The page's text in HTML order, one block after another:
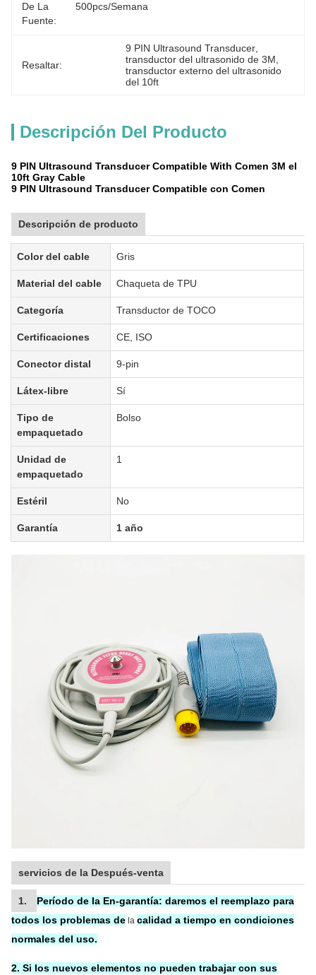
De La
Fuente:
500pcs/semana
Resaltar:
9 PIN Ultrasound Transducer
transductor del ultrasonido de 3M
transductor externo del ultrasonido
del 10ft
Descripción Del Producto
9 PIN Ultrasound Transducer Compatible With Comen 3M el
10ft Gray Cable
9 PIN Ultrasound Transducer Compatible con Comen
Descripción de producto
Color del cable Gris
Material del cable Chaqueta de TPU
Categoría Transductor de TOCO
Certificaciones CE, ISO
Conector distal 9-pin
Látex-libre Sí
Tipo de
empaquetado
Bolso
Unidad de
empaquetado
1
Estéril No
Garantía 1 año
servicios de la Después-venta
1. Período de la En-garantía: daremos el reemplazo para
todos los problemas de la calidad a tiempo en condiciones
normales del uso.
2. Si los nuevos elementos no pueden trabajar con sus